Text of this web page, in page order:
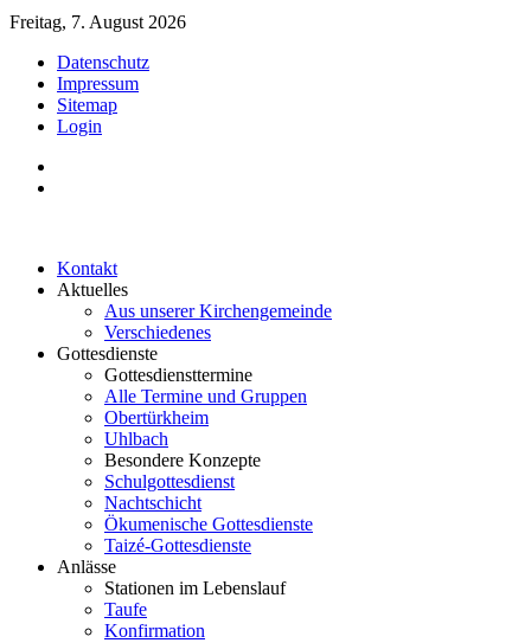
Freitag, 7. August 2026
Datenschutz
Impressum
Sitemap
Login
Kontakt
Aktuelles
Aus unserer Kirchengemeinde
Verschiedenes
Gottesdienste
Gottesdiensttermine
Alle Termine und Gruppen
Obertürkheim
Uhlbach
Besondere Konzepte
Schulgottesdienst
Nachtschicht
Ökumenische Gottesdienste
Taizé-Gottesdienste
Anlässe
Stationen im Lebenslauf
Taufe
Konfirmation